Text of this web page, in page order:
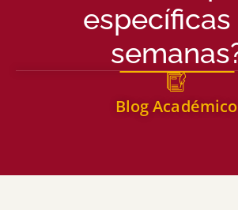
específicas
Blog Académico